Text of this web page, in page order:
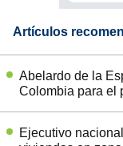
Artículos
Abelardo de la
Colombia para el
Ejecutivo